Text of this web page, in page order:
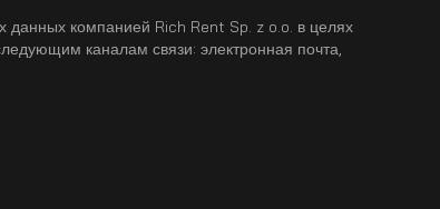
данных компанией Rich Rent Sp. z o.o. в целях
каналам связи: электронная почта,